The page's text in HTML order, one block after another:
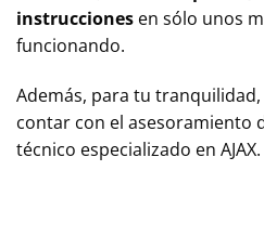
instrucciones en sólo unos
funcionando.
Además, para tu
contar con el asesoramiento
técnico especializado en AJAX.